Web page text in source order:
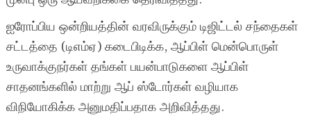
ஐரோப்பிய ஒன்றியத்தின் வரவிருக்கும் டிஜிட்டல் சந்தைகள்
சட்டத்தை (டிஎம்ஏ) கடைபிடிக்க, ஆப்பிள் மென்பொருள்
உருவாக்குநர்கள் தங்கள் பயன்பாடுகளை ஆப்பிள்
சாதனங்களில் மாற்று ஆப் ஸ்டோர்கள் வழியாக
விநியோகிக்க அனுமதிப்பதாக அறிவித்தது.